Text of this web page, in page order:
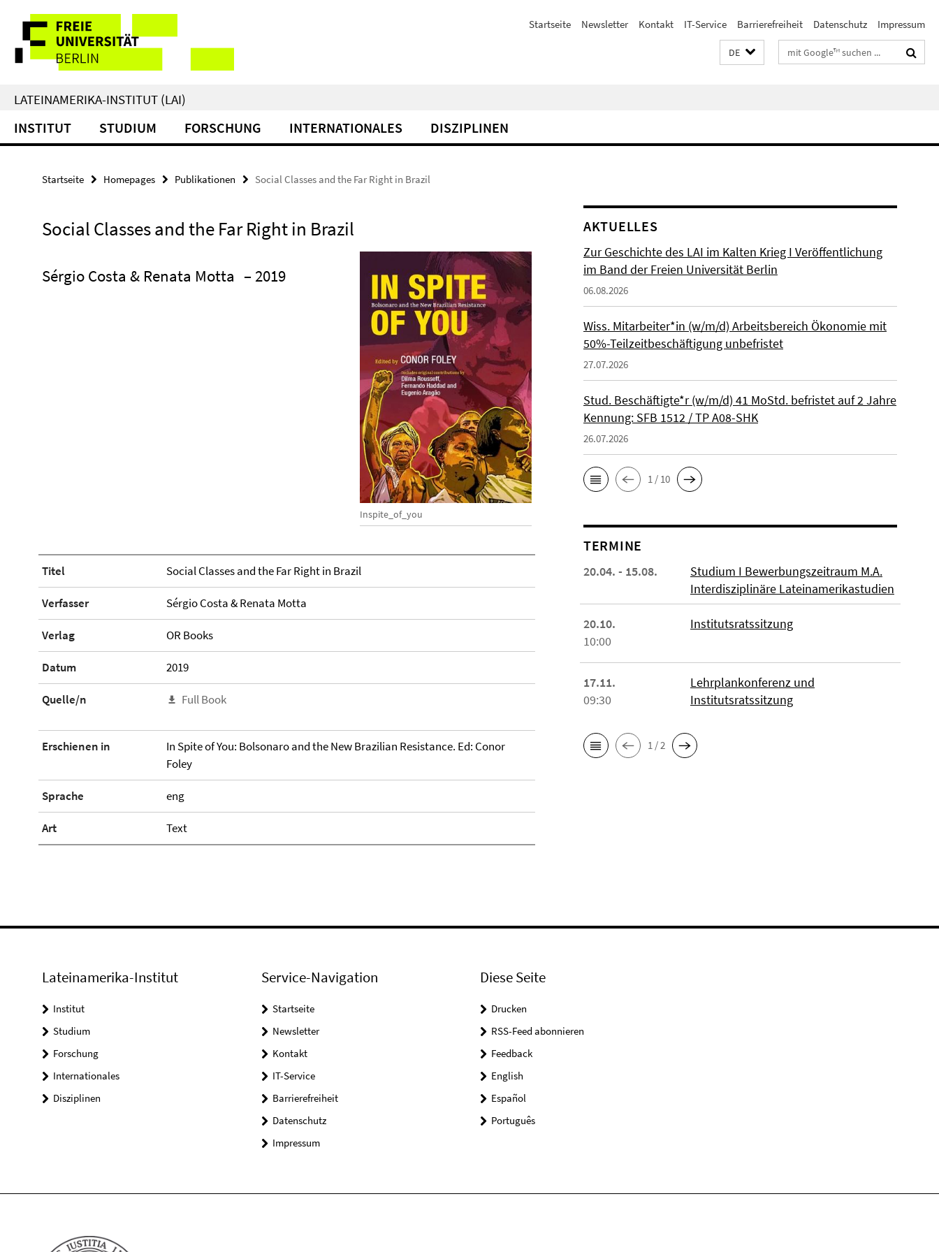
direkt
Inhalt
Service-
Navigation
Startseite Newsletter Kontakt IT-Service Barrierefreiheit Datenschutz Impressum
DE Suchbegriffe
LATEINAMERIKA-INSTITUT (LAI)
INSTITUT STUDIUM FORSCHUNG INTERNATIONALES DISZIPLINEN
Startseite Homepages Publikationen Social Classes and the Far Right in Brazil
Social Classes and the Far Right in Brazil
Inspite_of_you
Sérgio Costa & Renata Motta – 2019
Titel Social Classes and the Far Right in Brazil
Verfasser Sérgio Costa & Renata Motta
Verlag OR Books
Datum 2019
Quelle/n Full Book
Erschienen in
In Spite of You: Bolsonaro and the New Brazilian Resistance. Ed: Conor
Foley
Sprache eng
Art Text
AKTUELLES
Zur Geschichte des LAI im Kalten Krieg I Veröffentlichung
im Band der Freien Universität Berlin
06.08.2026
Wiss. Mitarbeiter*in (w/m/d) Arbeitsbereich Ökonomie mit
50%-Teilzeitbeschäftigung unbefristet
27.07.2026
Stud. Beschäftigte*r (w/m/d) 41 MoStd. befristet auf 2 Jahre
Kennung: SFB 1512 / TP A08-SHK
26.07.2026
1 / 10
TERMINE
20.04. - 15.08.
Studium I Bewerbungszeitraum M.A.
Interdisziplinäre Lateinamerikastudien
20.10.
10:00
Institutsratssitzung
17.11.
09:30
Lehrplankonferenz und
Institutsratssitzung
1 / 2
Lateinamerika-Institut
Institut
Studium
Forschung
Internationales
Disziplinen
Service-Navigation
Startseite
Newsletter
Kontakt
IT-Service
Barrierefreiheit
Datenschutz
Impressum
Diese Seite
Drucken
RSS-Feed abonnieren
Feedback
English
Español
Português